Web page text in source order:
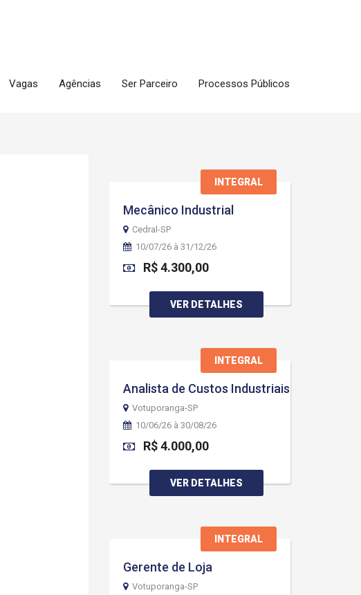
Vagas Agências Ser Parceiro Processos Públicos
INTEGRAL
Mecânico Industrial
Cedral-SP
10/07/26 à 31/12/26
R$ 4.300,00
VER DETALHES
INTEGRAL
Analista de Custos Industriais
Votuporanga-SP
10/06/26 à 30/08/26
R$ 4.000,00
VER DETALHES
INTEGRAL
Gerente de Loja
Votuporanga-SP